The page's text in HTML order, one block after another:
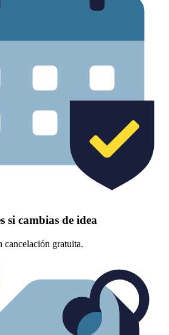
si cambias de idea
cancelación gratuita.